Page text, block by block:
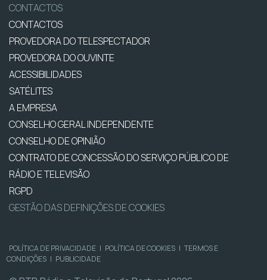
CONTACTOS
CONTACTOS
PROVEDORA DO TELESPECTADOR
PROVEDORA DO OUVINTE
ACESSIBILIDADES
SATÉLITES
A EMPRESA
CONSELHO GERAL INDEPENDENTE
CONSELHO DE OPINIÃO
CONTRATO DE CONCESSÃO DO SERVIÇO PÚBLICO DE
RÁDIO E TELEVISÃO
RGPD
GESTÃO DAS DEFINIÇÕES DE COOKIES
POLÍTICA DE PRIVACIDADE | POLÍTICA DE COOKIES | TERMOS E
CONDIÇÕES | PUBLICIDADE